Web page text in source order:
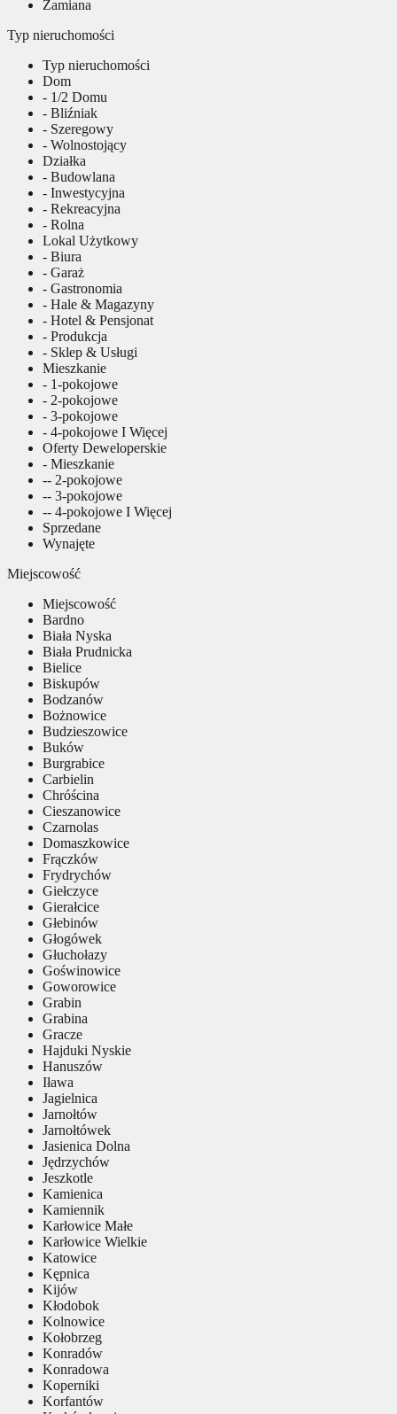
Zamiana
Typ nieruchomości
Typ nieruchomości
Dom
- 1/2 Domu
- Bliźniak
- Szeregowy
- Wolnostojący
Działka
- Budowlana
- Inwestycyjna
- Rekreacyjna
- Rolna
Lokal Użytkowy
- Biura
- Garaż
- Gastronomia
- Hale & Magazyny
- Hotel & Pensjonat
- Produkcja
- Sklep & Usługi
Mieszkanie
- 1-pokojowe
- 2-pokojowe
- 3-pokojowe
- 4-pokojowe I Więcej
Oferty Deweloperskie
- Mieszkanie
-- 2-pokojowe
-- 3-pokojowe
-- 4-pokojowe I Więcej
Sprzedane
Wynajęte
Miejscowość
Miejscowość
Bardno
Biała Nyska
Biała Prudnicka
Bielice
Biskupów
Bodzanów
Bożnowice
Budzieszowice
Buków
Burgrabice
Carbielin
Chróścina
Cieszanowice
Czarnolas
Domaszkowice
Frączków
Frydrychów
Giełczyce
Gierałcice
Głebinów
Głogówek
Głuchołazy
Goświnowice
Goworowice
Grabin
Grabina
Gracze
Hajduki Nyskie
Hanuszów
Iława
Jagielnica
Jarnołtów
Jarnołtówek
Jasienica Dolna
Jędrzychów
Jeszkotle
Kamienica
Kamiennik
Karłowice Małe
Karłowice Wielkie
Katowice
Kępnica
Kijów
Kłodobok
Kolnowice
Kołobrzeg
Konradów
Konradowa
Koperniki
Korfantów